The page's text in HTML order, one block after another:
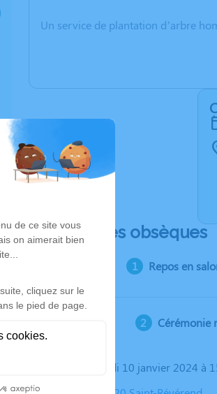
Un service de plantation d’arbre
Déroulé des obsèques
Repos en
Cérémonie
Le mercredi 10 janvier 2024 à